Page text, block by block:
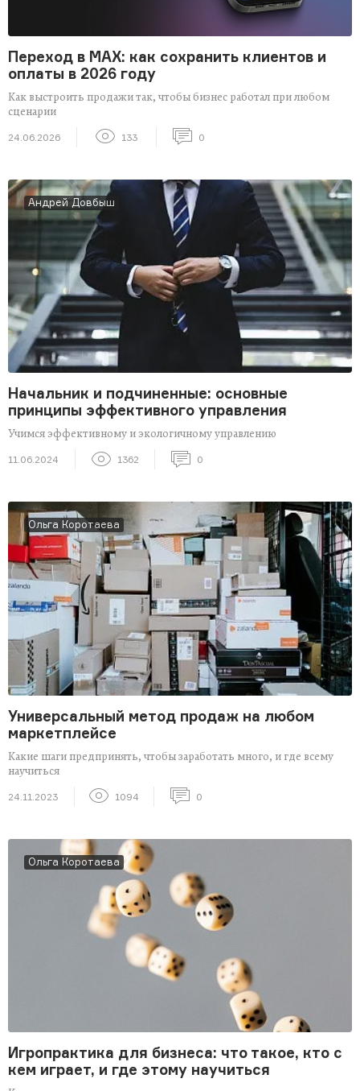
Переход в MAX: как сохранить клиентов и
оплаты в 2026 году
Как выстроить продажи так, чтобы бизнес работал при любом
сценарии
24.06.2026 133 0
Андрей Довбыш
Начальник и подчиненные: основные
принципы эффективного управления
Учимся эффективному и экологичному управлению
11.06.2024 1362 0
Ольга Коротаева
Универсальный метод продаж на любом
маркетплейсе
Какие шаги предпринять, чтобы заработать много, и где всему
научиться
24.11.2023 1094 0
Ольга Коротаева
Игропрактика для бизнеса: что такое, кто с
кем играет, и где этому научиться